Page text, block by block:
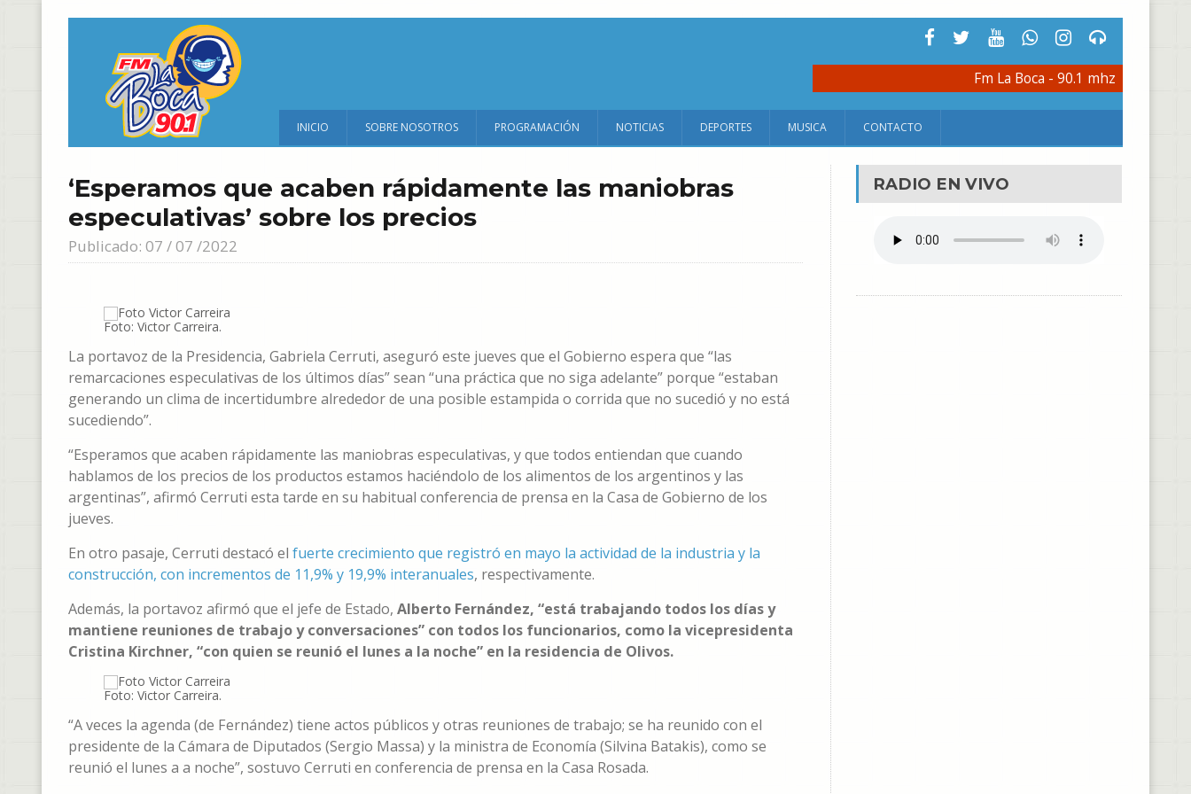
Fm La Boca - 90.1 mhz
INICIO SOBRE NOSOTROS PROGRAMACIÓN NOTICIAS DEPORTES MUSICA CONTACTO
‘Esperamos que acaben rápidamente las maniobras
especulativas’ sobre los precios
Publicado: 07 / 07 /2022
Foto: Victor Carreira.
La portavoz de la Presidencia, Gabriela Cerruti, aseguró este jueves que el Gobierno espera que “las
remarcaciones especulativas de los últimos días” sean “una práctica que no siga adelante” porque “estaban
generando un clima de incertidumbre alrededor de una posible estampida o corrida que no sucedió y no está
sucediendo”.
“Esperamos que acaben rápidamente las maniobras especulativas, y que todos entiendan que cuando
hablamos de los precios de los productos estamos haciéndolo de los alimentos de los argentinos y las
argentinas”, afirmó Cerruti esta tarde en su habitual conferencia de prensa en la Casa de Gobierno de los
jueves.
En otro pasaje, Cerruti destacó el fuerte crecimiento que registró en mayo la actividad de la industria y la
construcción, con incrementos de 11,9% y 19,9% interanuales, respectivamente.
Además, la portavoz afirmó que el jefe de Estado, Alberto Fernández, “está trabajando todos los días y
mantiene reuniones de trabajo y conversaciones” con todos los funcionarios, como la vicepresidenta
Cristina Kirchner, “con quien se reunió el lunes a la noche” en la residencia de Olivos.
Foto: Victor Carreira.
“A veces la agenda (de Fernández) tiene actos públicos y otras reuniones de trabajo; se ha reunido con el
presidente de la Cámara de Diputados (Sergio Massa) y la ministra de Economía (Silvina Batakis), como se
reunió el lunes a a noche”, sostuvo Cerruti en conferencia de prensa en la Casa Rosada.
RADIO EN VIVO